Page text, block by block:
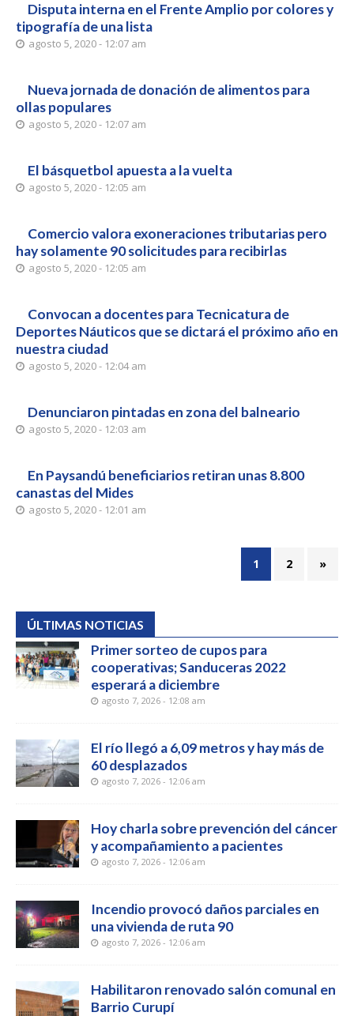
Disputa interna en el Frente Amplio por colores y
tipografía de una lista
agosto 5, 2020 - 12:07 am
Nueva jornada de donación de alimentos para
ollas populares
agosto 5, 2020 - 12:07 am
El básquetbol apuesta a la vuelta
agosto 5, 2020 - 12:05 am
Comercio valora exoneraciones tributarias pero
hay solamente 90 solicitudes para recibirlas
agosto 5, 2020 - 12:05 am
Convocan a docentes para Tecnicatura de
Deportes Náuticos que se dictará el próximo año en
nuestra ciudad
agosto 5, 2020 - 12:04 am
Denunciaron pintadas en zona del balneario
agosto 5, 2020 - 12:03 am
En Paysandú beneficiarios retiran unas 8.800
canastas del Mides
agosto 5, 2020 - 12:01 am
1 2 »
ÚLTIMAS NOTICIAS
Primer sorteo de cupos para
cooperativas; Sanduceras 2022
esperará a diciembre
agosto 7, 2026 - 12:08 am
El río llegó a 6,09 metros y hay más de
60 desplazados
agosto 7, 2026 - 12:06 am
Hoy charla sobre prevención del cáncer
y acompañamiento a pacientes
agosto 7, 2026 - 12:06 am
Incendio provocó daños parciales en
una vivienda de ruta 90
agosto 7, 2026 - 12:06 am
Habilitaron renovado salón comunal en
Barrio Curupí